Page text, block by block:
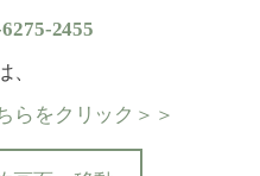
2455
、
らをクリック＞＞